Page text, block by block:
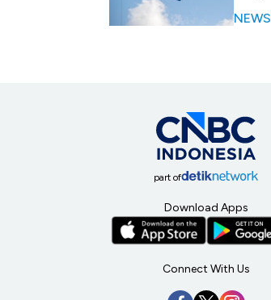
NEWS
part of
Download Apps
Connect With Us